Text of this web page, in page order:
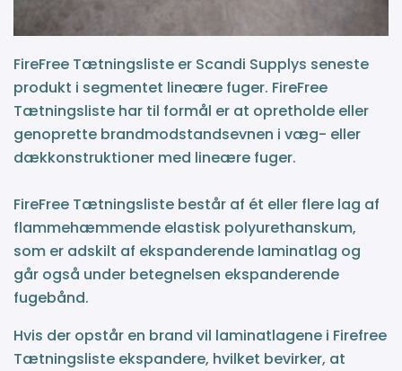
FireFree Tætningsliste er Scandi Supplys seneste
produkt i segmentet lineære fuger. FireFree
Tætningsliste har til formål er at opretholde eller
genoprette brandmodstandsevnen i væg- eller
dækkonstruktioner med lineære fuger.
FireFree Tætningsliste består af ét eller flere lag af
flammehæmmende elastisk polyurethanskum,
som er adskilt af ekspanderende laminatlag og
går også under betegnelsen ekspanderende
fugebånd.
Hvis der opstår en brand vil laminatlagene i Firefree
Tætningsliste ekspandere, hvilket bevirker, at